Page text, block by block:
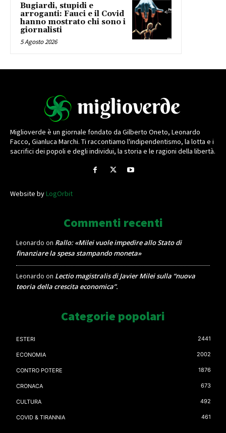
Bugiardi, stupidi e
arroganti: Fauci e il Covid
hanno mostrato chi sono i
giornalisti
5 Agosto 2026
Miglioverde è un giornale fondato da Gilberto Oneto, Leonardo
Facco, Gianluca Marchi. Ti raccontiamo l'indipendentismo, la lotta e i
sacrifici dei popoli e degli individui, la storia e le ragioni della libertà.
Website byLogOrbit
Commenti recenti
Leonardo on Rallo: «Milei vuole impedire allo Stato di
finanziare la spesa stampando moneta»
Leonardo on Lectio magistralis di Javier Milei sulla “nuova
teoria della crescita economica”.
Categorie popolari
ESTERI 2441
ECONOMIA 2002
CONTRO POTERE 1876
CRONACA 673
CULTURA 492
COVID & TIRANNIA 461